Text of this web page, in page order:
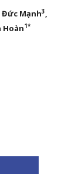
Mạnh3,
Hoàn1*